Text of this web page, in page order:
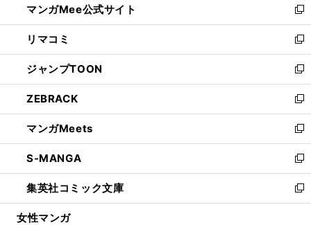
く
ド
ウ
で
開
く
ィ
ン
ド
ウ
で
開
く
い
ウ
ィ
ン
ド
ウ
で
開
く
マンガMee公式サイト
新
し
い
ウ
ィ
ン
ド
ウ
で
開
く
リマコミ
新
し
い
ウ
ィ
ン
ド
ウ
で
開
く
ジャンプTOON
新
し
い
ウ
ィ
ン
ド
ウ
で
開
ZEBRACK
新
し
い
ウ
ィ
ン
ド
ウ
マンガMeets
新
し
い
ウ
ィ
ン
S-MANGA
新
し
い
ウ
集英社コミック文庫
新
し
女性マンガ